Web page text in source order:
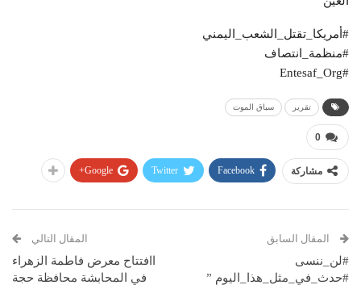
#أمريكا_تقتل_الشعب_اليمني
#منظمة_انتصاف
#Entesaf_Org
تقرير سباق الموت
0
مشاركة Facebook
Twitter
Google+
المقال السابق
#لن_ننسى
#حدث_في_مثل_هذا_اليوم ”
المقال التالي
اافتتاح معرض فاطمة الزهراء
في المحابشة محافظة حجة